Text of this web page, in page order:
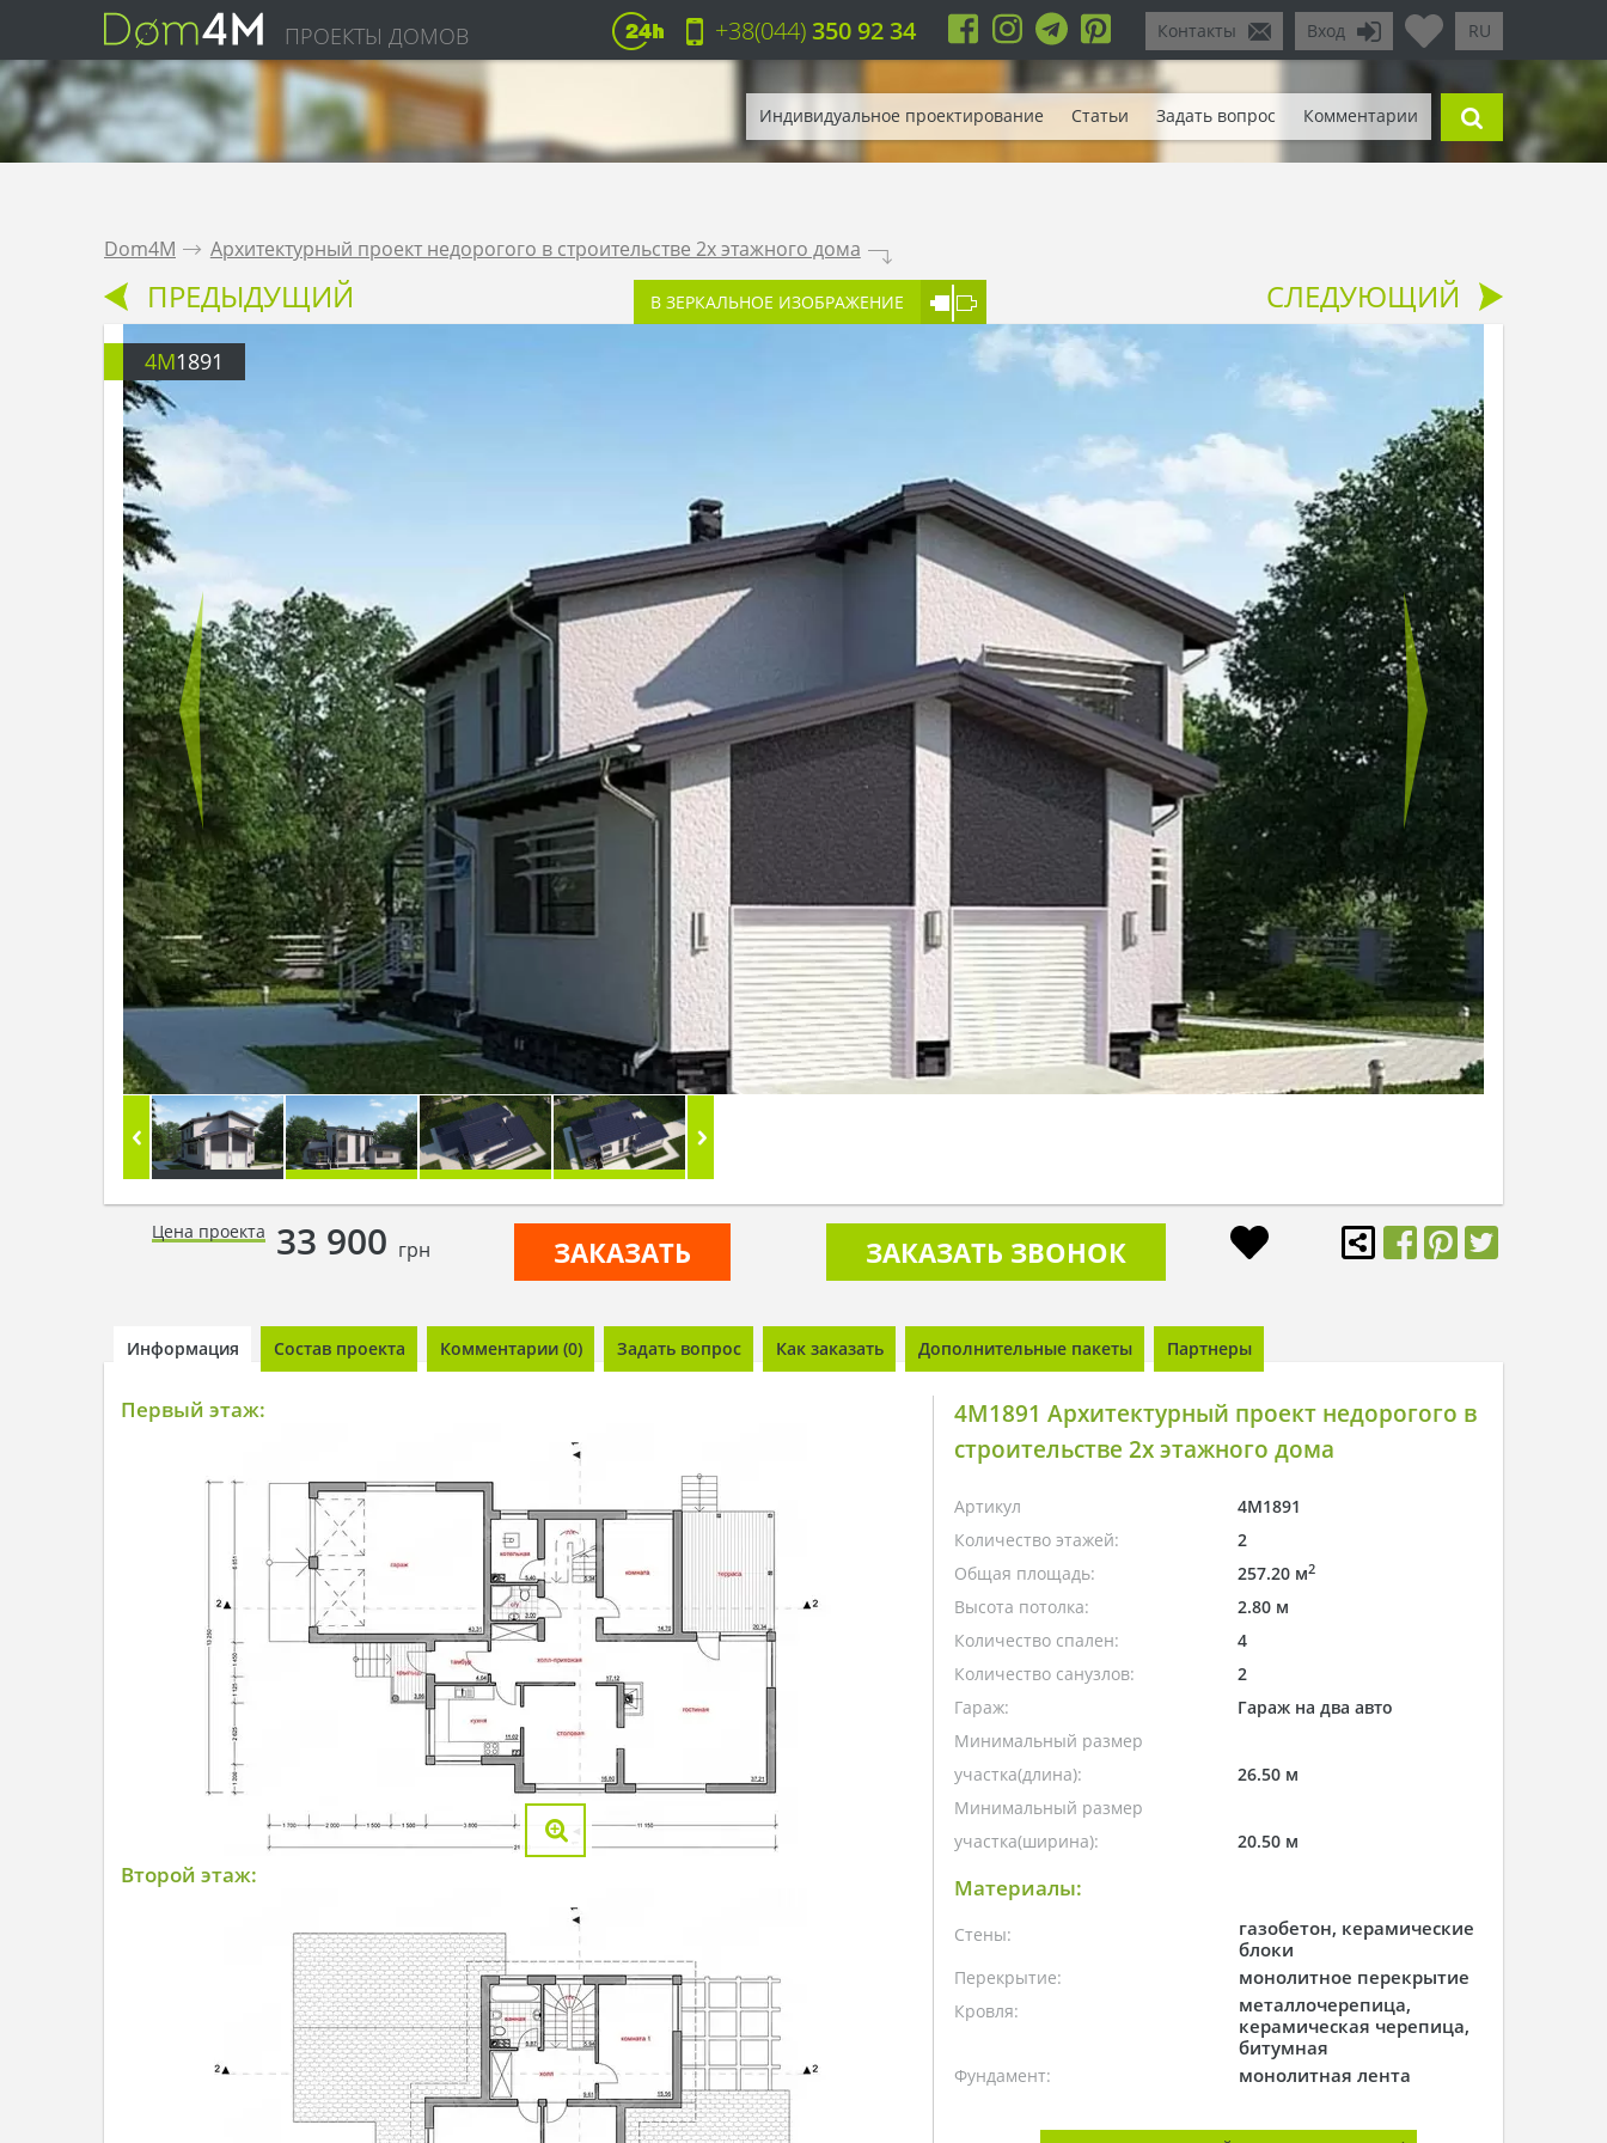
ПРОЕКТЫ ДОМОВ RU
Вход
Контакты
+38(044)350 92 34
Индивидуальное проектирование Статьи Задать вопрос Комментарии
Dom4M . Архитектурный проект недорогого в строительстве 2х этажного дома .
ПРЕДЫДУЩИЙ В ЗЕРКАЛЬНОЕ ИЗОБРАЖЕНИЕ СЛЕДУЮЩИЙ
4M1891
Цена проекта 33 900 грн ЗАКАЗАТЬ ЗАКАЗАТЬ ЗВОНОК
Информация Состав проекта Комментарии (0) Задать вопрос Как заказать Дополнительные пакеты Партнеры
Первый этаж:
Второй этаж:
4M1891 Архитектурный проект недорогого в
строительстве 2х этажного дома
Артикул
4M1891
Количество этажей:
2
Общая площадь:
257.20 м2
Высота потолка:
2.80 м
Количество спален:
4
Количество санузлов:
2
Гараж:
Гараж на два авто
Минимальный размер
участка(длина):
26.50 м
Минимальный размер
участка(ширина):
20.50 м
Материалы:
Стены:
газобетон, керамические
блоки
Перекрытие: монолитное перекрытие
Кровля:
металлочерепица,
керамическая черепица,
битумная
Фундамент: монолитная лента